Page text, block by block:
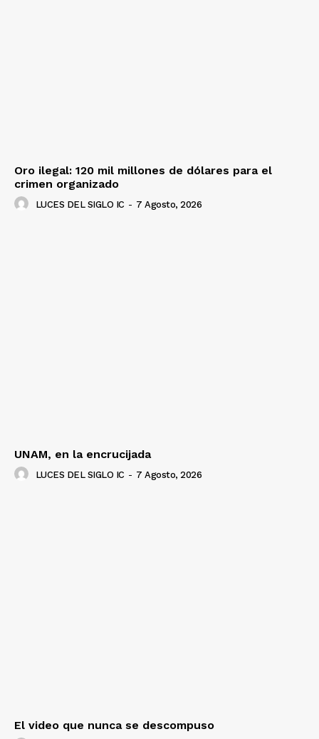
Oro ilegal: 120 mil millones de dólares para el
crimen organizado
LUCES DEL SIGLO IC - 7 Agosto, 2026
UNAM, en la encrucijada
LUCES DEL SIGLO IC - 7 Agosto, 2026
El video que nunca se descompuso